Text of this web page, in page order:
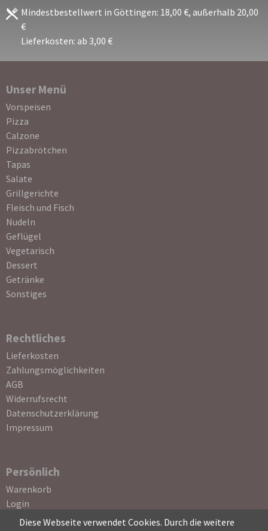
Mindestbestellwert in Göttingen: 18,00 €, außerhalb 20,00
€
Lieferkosten: ab 3,00 €
Unser Menü
Navigation
überspringen
Vorspeisen
Pizza
Calzone
Pizzabrötchen
Tapas
Salate
Grillgerichte
Fleisch und Fisch
Nudeln
Geflügel
Vegetarisch
Dessert
Getränke
Sonstiges
Rechtliches
Navigation
überspringen
Lieferkosten
Zahlungsmöglichkeiten
AGB
Widerrufsrecht
Datenschutzerklärung
Impressum
Persönlich
Navigation
überspringen
Warenkorb
Login
Registrierung
Diese Webseite verwendet Cookies. Durch die weitere